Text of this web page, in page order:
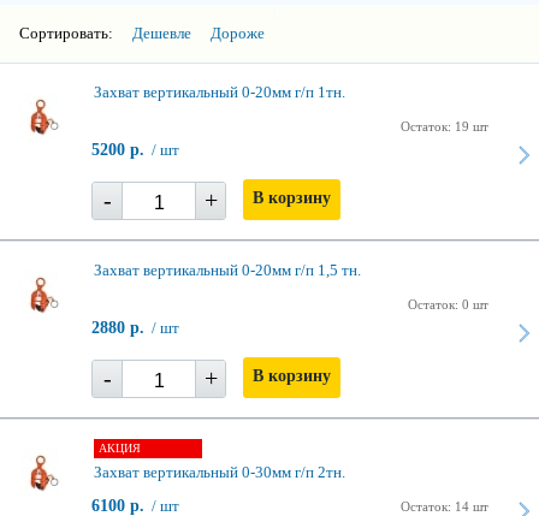
Сортировать: Дешевле Дороже
Захват вертикальный 0-20мм г/п 1тн.
Остаток: 19 шт
5200 р. / шт
- + В корзину
Захват вертикальный 0-20мм г/п 1,5 тн.
Остаток: 0 шт
2880 р. / шт
- + В корзину
АКЦИЯ
Захват вертикальный 0-30мм г/п 2тн.
Остаток: 14 шт
6100 р. / шт